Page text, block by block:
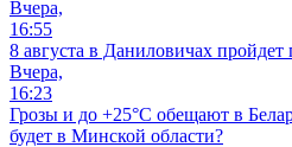
Вчера,
16:55
8 августа в Даниловичах пройдет
Вчера,
16:23
Грозы и до +25°С обещают в
будет в Минской области?